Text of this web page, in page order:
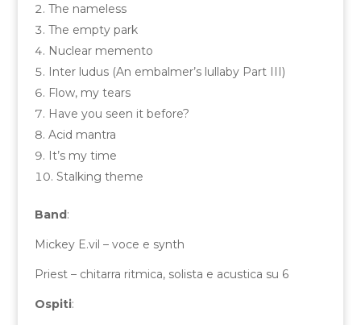
The nameless
The empty park
Nuclear memento
Inter ludus (An embalmer’s lullaby Part III)
Flow, my tears
Have you seen it before?
Acid mantra
It’s my time
Stalking theme
Band:
Mickey E.vil – voce e synth
Priest – chitarra ritmica, solista e acustica su 6
Ospiti: